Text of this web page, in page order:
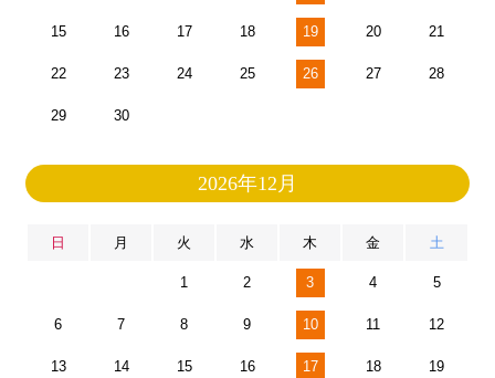
15 16 17 18 19 20 21
22 23 24 25 26 27 28
29 30
2026年12月
日 月 火 水 木 金 土
1 2 3 4 5
6 7 8 9 10 11 12
13 14 15 16 17 18 19